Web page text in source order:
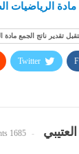
الرياضيات الصف
تقدير ناتج الجمع مادة
Twitter
1685 Posts